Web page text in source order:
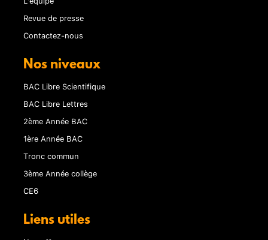
Revue de presse
Contactez-nous
Nos niveaux
BAC Libre Scientifique
BAC Libre Lettres
2ème Année BAC
1ère Année BAC
Tronc commun
3ème Année collège
CE6
Liens utiles